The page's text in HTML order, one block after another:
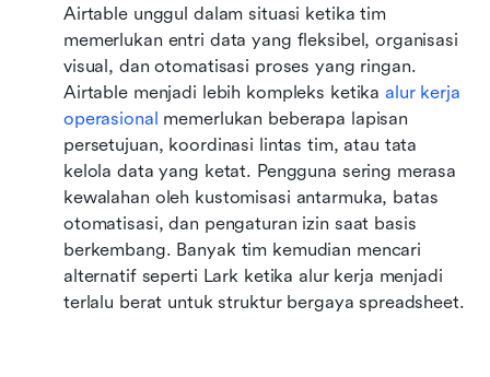
Airtable unggul dalam situasi ketika tim
memerlukan entri data yang fleksibel, organisasi
visual, dan otomatisasi proses yang ringan.
Airtable menjadi lebih kompleks ketika alur kerja
operasional memerlukan beberapa lapisan
persetujuan, koordinasi lintas tim, atau tata
kelola data yang ketat. Pengguna sering merasa
kewalahan oleh kustomisasi antarmuka, batas
otomatisasi, dan pengaturan izin saat basis
berkembang. Banyak tim kemudian mencari
alternatif seperti Lark ketika alur kerja menjadi
terlalu berat untuk struktur bergaya spreadsheet.